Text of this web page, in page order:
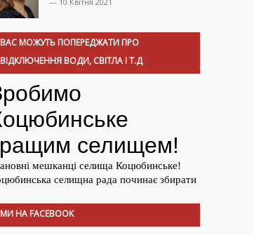
ВАС МОЖУТЬ ПОПЕРЕДЖАТИ ПРО
ВІДКЛЮЧЕННЯ ВОДИ, СВІТЛА І Т.Д
МИ НА FACEBOOK